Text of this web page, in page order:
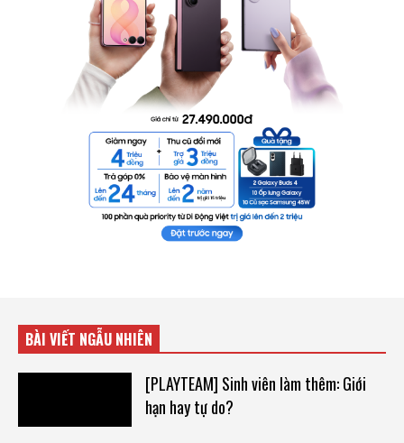
BÀI VIẾT NGẪU NHIÊN
[PLAYTEAM] Sinh viên làm thêm: Giới
hạn hay tự do?